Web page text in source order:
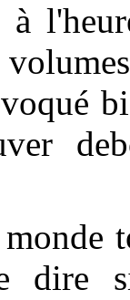
à
dire